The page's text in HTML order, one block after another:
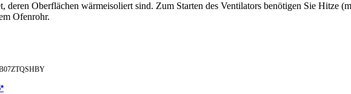
Oberflächen wärmeisoliert sind. Zum Starten des Ventilators benötigen Sie Hitze
Ofenrohr.